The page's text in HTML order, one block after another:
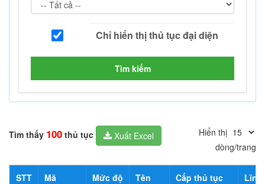
Tìm kiếm
Tìm thấy 100 thủ tục Xuất Excel
Hiển thị
dòng/trang
STT
Mã
Mức độ
Tên
Cấp thủ tục
Lĩnh